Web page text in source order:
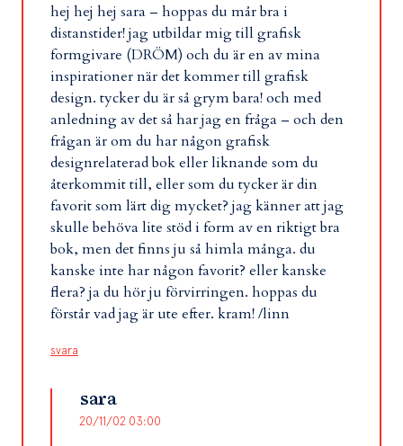
hej hej hej sara – hoppas du mår bra i
distanstider! jag utbildar mig till grafisk
formgivare (DRÖM) och du är en av mina
inspirationer när det kommer till grafisk
design. tycker du är så grym bara! och med
anledning av det så har jag en fråga – och den
frågan är om du har någon grafisk
designrelaterad bok eller liknande som du
återkommit till, eller som du tycker är din
favorit som lärt dig mycket? jag känner att jag
skulle behöva lite stöd i form av en riktigt bra
bok, men det finns ju så himla många. du
kanske inte har någon favorit? eller kanske
flera? ja du hör ju förvirringen. hoppas du
förstår vad jag är ute efter. kram! /linn
svara
sara
20/11/02 03:00